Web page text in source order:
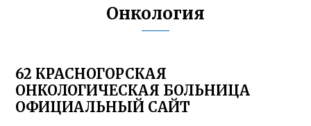
Онкология
62 КРАСНОГОРСКАЯ
ОНКОЛОГИЧЕСКАЯ БОЛЬНИЦА
ОФИЦИАЛЬНЫЙ САЙТ